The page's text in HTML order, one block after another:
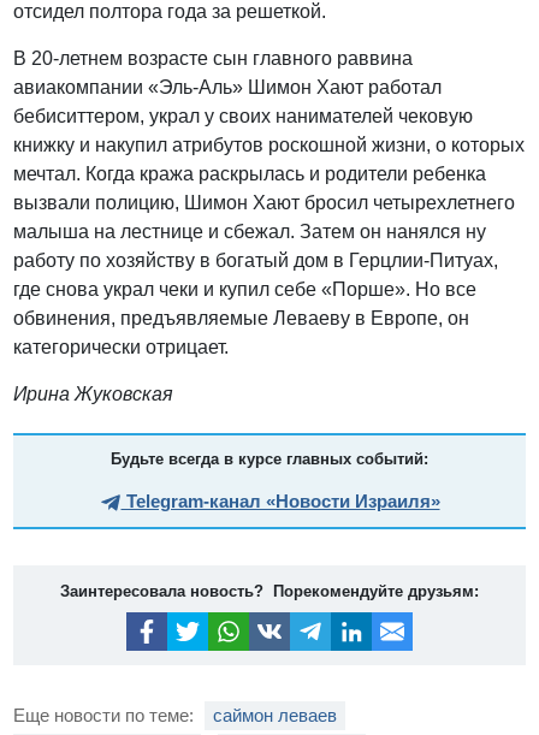
отсидел полтора года за решеткой.
В 20-летнем возрасте сын главного раввина
авиакомпании «Эль-Аль» Шимон Хают работал
бебиситтером, украл у своих нанимателей чековую
книжку и накупил атрибутов роскошной жизни, о которых
мечтал. Когда кража раскрылась и родители ребенка
вызвали полицию, Шимон Хают бросил четырехлетнего
малыша на лестнице и сбежал. Затем он нанялся ну
работу по хозяйству в богатый дом в Герцлии-Питуах,
где снова украл чеки и купил себе «Порше». Но все
обвинения, предъявляемые Леваеву в Европе, он
категорически отрицает.
Ирина Жуковская
Будьте всегда в курсе главных событий:
Telegram-канал «Новости Израиля»
Заинтересовала новость? Порекомендуйте друзьям:
Еще новости по теме:
саймон леваев